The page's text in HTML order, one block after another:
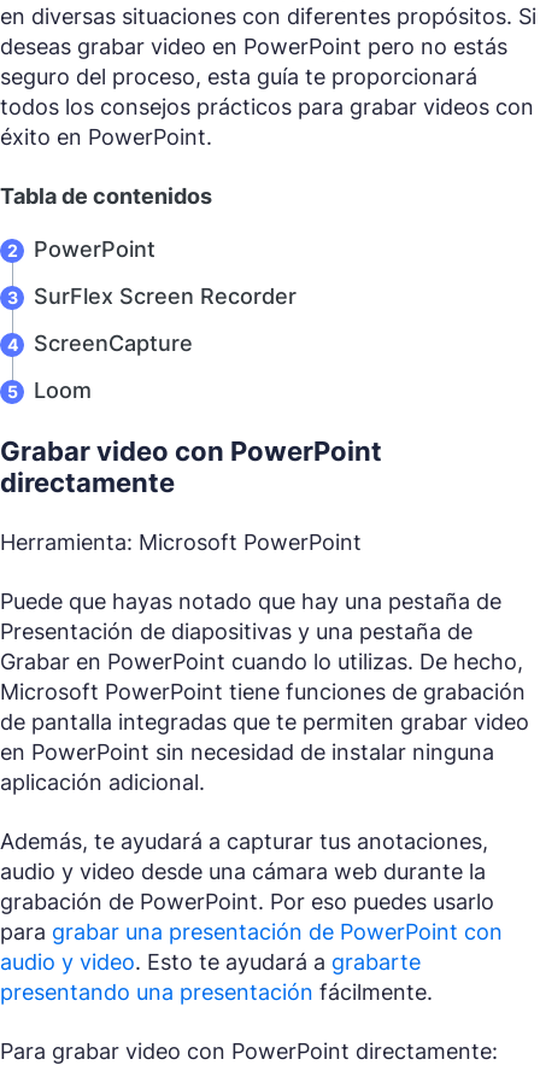
en diversas situaciones con diferentes propósitos. Si
deseas grabar video en PowerPoint pero no estás
seguro del proceso, esta guía te proporcionará
todos los consejos prácticos para grabar videos con
éxito en PowerPoint.
Tabla de contenidos
PowerPoint
SurFlex Screen Recorder
ScreenCapture
Loom
Grabar video con PowerPoint
directamente
Herramienta: Microsoft PowerPoint
Puede que hayas notado que hay una pestaña de
Presentación de diapositivas y una pestaña de
Grabar en PowerPoint cuando lo utilizas. De hecho,
Microsoft PowerPoint tiene funciones de grabación
de pantalla integradas que te permiten grabar video
en PowerPoint sin necesidad de instalar ninguna
aplicación adicional.
Además, te ayudará a capturar tus anotaciones,
audio y video desde una cámara web durante la
grabación de PowerPoint. Por eso puedes usarlo
para grabar una presentación de PowerPoint con
audio y video. Esto te ayudará a grabarte
presentando una presentación fácilmente.
Para grabar video con PowerPoint directamente: